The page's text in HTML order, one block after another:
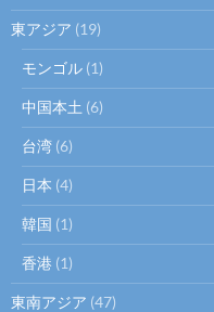
東アジア (19)
モンゴル (1)
中国本土 (6)
台湾 (6)
日本 (4)
韓国 (1)
香港 (1)
東南アジア (47)